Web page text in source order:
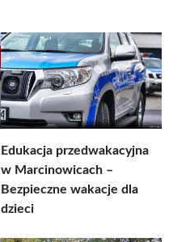
Edukacja przedwakacyjna
w Marcinowicach –
Bezpieczne wakacje dla
dzieci